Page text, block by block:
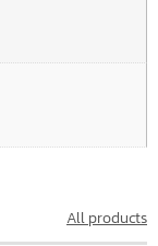
All products